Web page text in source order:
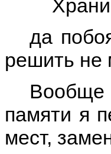
да
решить не
памяти я
мест,